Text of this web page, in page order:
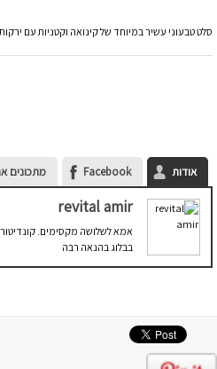
סלט טבעוני עשיר במיוחד של קינואה וקטניות עם
אודות Facebook מתכונים
revital amir
אמא לשלושה מקסימים.
בבלוג בהנאה רבה